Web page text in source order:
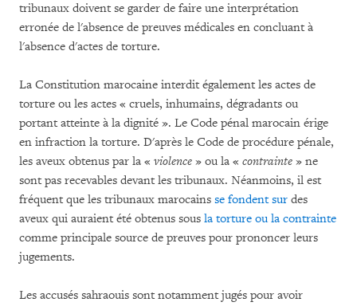
tribunaux doivent se garder de faire une interprétation
erronée de l'absence de preuves médicales en concluant à
l'absence d'actes de torture.
La Constitution marocaine interdit également les actes de
torture ou les actes « cruels, inhumains, dégradants ou
portant atteinte à la dignité ». Le Code pénal marocain érige
en infraction la torture. D'après le Code de procédure pénale,
les aveux obtenus par la « violence » ou la « contrainte » ne
sont pas recevables devant les tribunaux. Néanmoins, il est
fréquent que les tribunaux marocains se fondent sur des
aveux qui auraient été obtenus sous la torture ou la contrainte
comme principale source de preuves pour prononcer leurs
jugements.
Les accusés sahraouis sont notamment jugés pour avoir